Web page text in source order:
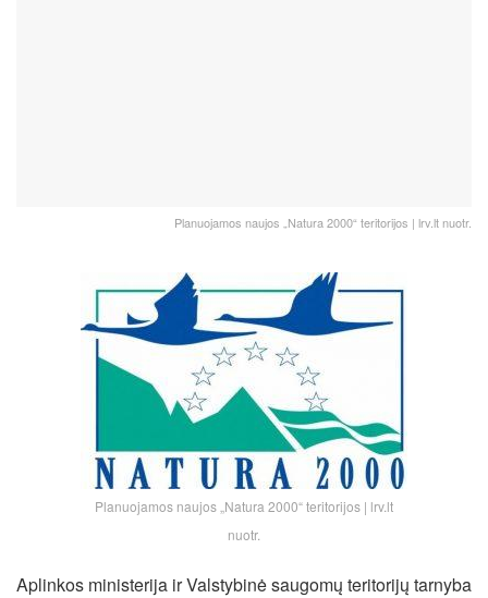
Planuojamos naujos „Natura 2000“ teritorijos | lrv.lt nuotr.
Planuojamos naujos „Natura 2000“ teritorijos | lrv.lt
nuotr.
Aplinkos ministerija ir Valstybinė saugomų teritorijų tarnyba